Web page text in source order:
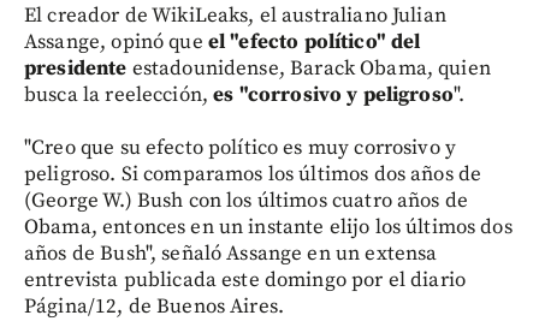
El creador de WikiLeaks, el australiano Julian
Assange, opinó que el "efecto político" del
presidente estadounidense, Barack Obama, quien
busca la reelección,es "corrosivo y peligroso".
"Creo que su efecto político es muy corrosivo y
peligroso. Si comparamos los últimos dos años de
(George W.) Bush con los últimos cuatro años de
Obama, entonces en un instante elijo los últimos dos
años de Bush", señaló Assange en un extensa
entrevista publicada este domingo por el diario
Página/12, de Buenos Aires.